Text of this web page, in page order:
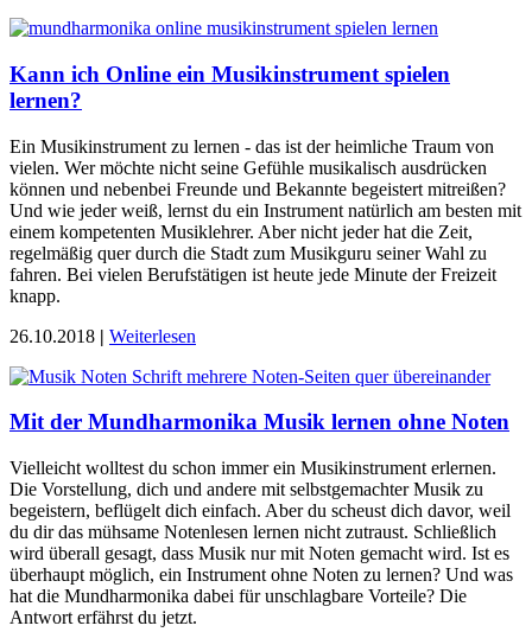
Kann ich Online ein Musikinstrument spielen
lernen?
Ein Musikinstrument zu lernen - das ist der heimliche Traum von
vielen. Wer möchte nicht seine Gefühle musikalisch ausdrücken
können und nebenbei Freunde und Bekannte begeistert mitreißen?
Und wie jeder weiß, lernst du ein Instrument natürlich am besten mit
einem kompetenten Musiklehrer. Aber nicht jeder hat die Zeit,
regelmäßig quer durch die Stadt zum Musikguru seiner Wahl zu
fahren. Bei vielen Berufstätigen ist heute jede Minute der Freizeit
knapp.
26.10.2018 | Weiterlesen
Mit der Mundharmonika Musik lernen ohne Noten
Vielleicht wolltest du schon immer ein Musikinstrument erlernen.
Die Vorstellung, dich und andere mit selbstgemachter Musik zu
begeistern, beflügelt dich einfach. Aber du scheust dich davor, weil
du dir das mühsame Notenlesen lernen nicht zutraust. Schließlich
wird überall gesagt, dass Musik nur mit Noten gemacht wird. Ist es
überhaupt möglich, ein Instrument ohne Noten zu lernen? Und was
hat die Mundharmonika dabei für unschlagbare Vorteile? Die
Antwort erfährst du jetzt.